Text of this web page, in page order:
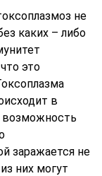
не
каких – либо
это
в
возможность
заражается не
них могут